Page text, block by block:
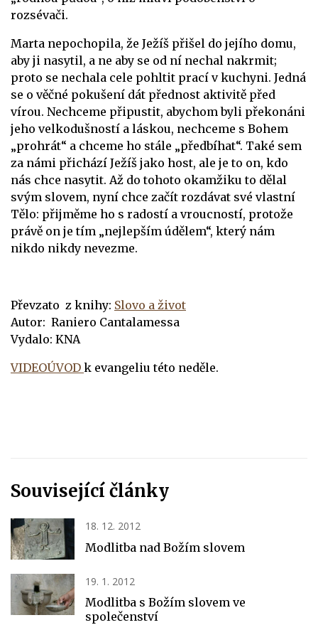
rozsévači.
Marta nepochopila, že Ježíš přišel do jejího domu,
aby ji nasytil, a ne aby se od ní nechal nakrmit;
proto se nechala cele pohltit prací v kuchyni. Jedná
se o věčné pokušení dát přednost aktivitě před
vírou. Nechceme připustit, abychom byli překonáni
jeho velkodušností a láskou, nechceme s Bohem
„prohrát“ a chceme ho stále „předbíhat“. Také sem
za námi přichází Ježíš jako host, ale je to on, kdo
nás chce nasytit. Až do tohoto okamžiku to dělal
svým slovem, nyní chce začít rozdávat své vlastní
Tělo: přijměme ho s radostí a vroucností, protože
právě on je tím „nejlepším údělem“, který nám
nikdo nikdy nevezme.
Převzato z knihy: Slovo a život
Autor: Raniero Cantalamessa
Vydalo: KNA
VIDEOÚVOD k evangeliu této neděle.
Související články
18. 12. 2012
Modlitba nad Božím slovem
19. 1. 2012
Modlitba s Božím slovem ve
společenství